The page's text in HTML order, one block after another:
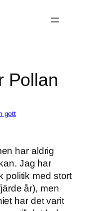
Pollan
gott
har aldrig
Jag har
politik med stort
år), men
har det varit